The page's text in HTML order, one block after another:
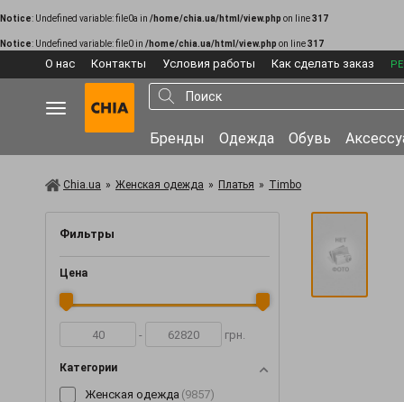
Notice: Undefined variable: file0a in /home/chia.ua/html/view.php on line317
Notice: Undefined variable: file0 in /home/chia.ua/html/view.php on line317
О нас Контакты Условия работы Как сделать заказ
Бренды Одежда Обувь
Chia.ua » Женская одежда » Платья » Timbo
Фильтры
Цена
- грн.
Категории
Женская одежда (9857)